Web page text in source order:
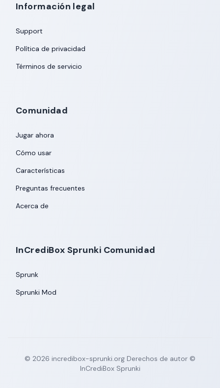
Información legal
Support
Política de privacidad
Términos de servicio
Comunidad
Jugar ahora
Cómo usar
Características
Preguntas frecuentes
Acerca de
InCrediBox Sprunki Comunidad
Sprunk
Sprunki Mod
© 2026 incredibox-sprunki.org Derechos de autor ©
InCrediBox Sprunki